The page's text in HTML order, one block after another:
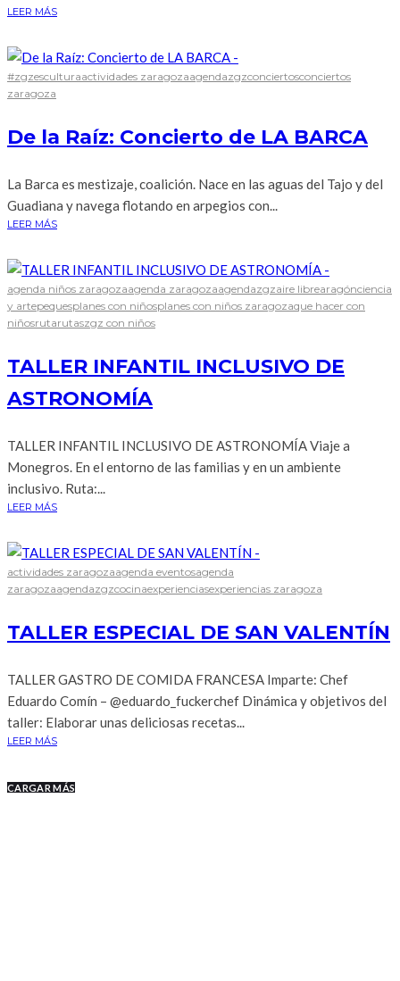
LEER MÁS
#zgzesculturaactividades zaragozaagendazgzconciertosconciertos
zaragoza
De la Raíz: Concierto de LA BARCA
La Barca es mestizaje, coalición. Nace en las aguas del Tajo y del
Guadiana y navega flotando en arpegios con...
LEER MÁS
agenda niños zaragozaagenda zaragozaagendazgzaire librearagónciencia
y artepequesplanes con niñosplanes con niños zaragozaque hacer con
niñosrutarutaszgz con niños
TALLER INFANTIL INCLUSIVO DE
ASTRONOMÍA
TALLER INFANTIL INCLUSIVO DE ASTRONOMÍA Viaje a
Monegros. En el entorno de las familias y en un ambiente
inclusivo. Ruta:...
LEER MÁS
actividades zaragozaagenda eventosagenda
zaragozaagendazgzcocinaexperienciasexperiencias zaragoza
TALLER ESPECIAL DE SAN VALENTÍN
TALLER GASTRO DE COMIDA FRANCESA Imparte: Chef
Eduardo Comín – @eduardo_fuckerchef Dinámica y objetivos del
taller: Elaborar unas deliciosas recetas...
LEER MÁS
CARGAR MÁS